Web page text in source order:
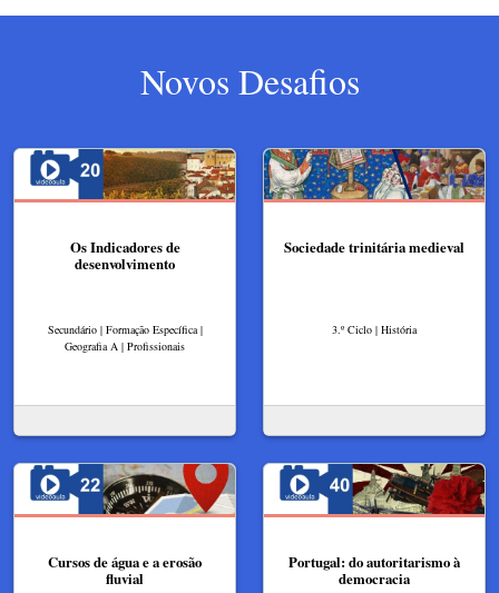
Novos Desafios
Os Indicadores de
desenvolvimento
Secundário | Formação Específica |
Geografia A | Profissionais
Sociedade trinitária medieval
3.º Ciclo | História
Cursos de água e a erosão
fluvial
Portugal: do autoritarismo à
democracia